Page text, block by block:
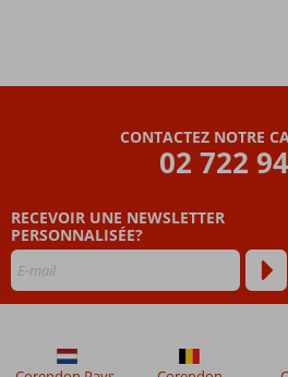
CONTACTEZ NOTRE
02 722
RECEVOIR UNE NEWSLETTER
PERSONNALISÉE?